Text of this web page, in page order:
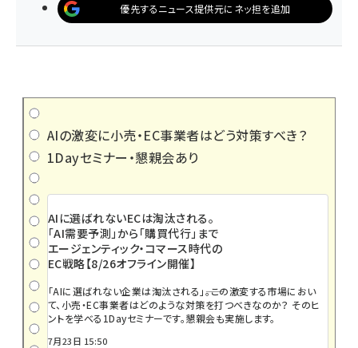
優先するニュース提供元にネッ担を追加
AIの激変に小売・EC事業者はどう対策すべき？
1Dayセミナー・懇親会あり
AIに選ばれないECは淘汰される。
「AI需要予測」から「購買代行」まで
エージェンティック・コマース時代の
EC戦略【8/26オフライン開催】
「AIに選ばれない企業は淘汰される」――。この激変する市場におい
て、小売・EC事業者はどのような対策を打つべきなのか？ そのヒ
ントを学べる1Dayセミナーです。懇親会も実施します。
7月23日 15:50